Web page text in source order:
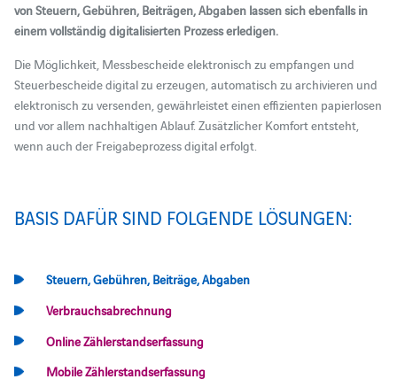
von Steuern, Gebühren, Beiträgen, Abgaben lassen sich ebenfalls in
einem vollständig digitalisierten Prozess erledigen.
Die Möglichkeit, Messbescheide elektronisch zu empfangen und
Steuerbescheide digital zu erzeugen, automatisch zu archivieren und
elektronisch zu versenden, gewährleistet einen effizienten papierlosen
und vor allem nachhaltigen Ablauf. Zusätzlicher Komfort entsteht,
wenn auch der Freigabeprozess digital erfolgt.
BASIS DAFÜR SIND FOLGENDE LÖSUNGEN:
Steuern, Gebühren, Beiträge, Abgaben
Verbrauchsabrechnung
Online Zählerstandserfassung
Mobile Zählerstandserfassung